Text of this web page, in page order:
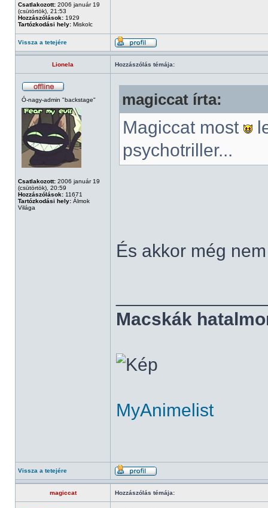
Csatlakozott: 2006 január 19
(csütörtök), 21:53
Hozzászólások: 1929
Tartózkodási hely: Miskolc
Vissza a tetejére
Lionela Hozzászólás témája:
Ó-nagy-admin "backstage"
Csatlakozott: 2006 január 19
(csütörtök), 20:59
Hozzászólások: 11671
Tartózkodási hely: Álmok
Világa
magiccat írta:
Magiccat most
psychotriller...
És akkor még
Macskák
MyAnimelist
Vissza a tetejére
magiccat Hozzászólás témája: